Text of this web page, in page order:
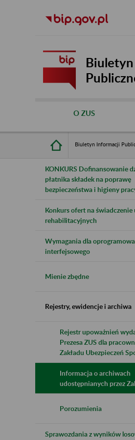
O ZUS
Biuletyn Informacji
KONKURS Dofinansowanie
płatnika składek na poprawę
bezpieczeństwa i higieny
Konkurs ofert na świadczenie
rehabilitacyjnych
Wymagania dla
interfejsowego
Mienie zbędne
Rejestry, ewidencje i archiwa
Rejestr upoważnień
Prezesa ZUS dla
Zakładu Ubezpieczeń
Informacja o archiwach
udostępnianych przez
Porozumienia
Sprawozdania z wyników